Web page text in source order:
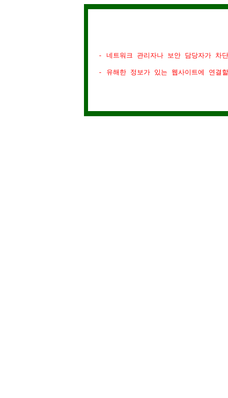
- 네트워크 관리자나 보안 담당자가 차
- 유해한 정보가 있는 웹사이트에 연결